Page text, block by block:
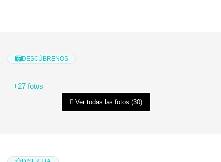
DESCÚBRENOS
+27 fotos
Ver todas las fotos (30)